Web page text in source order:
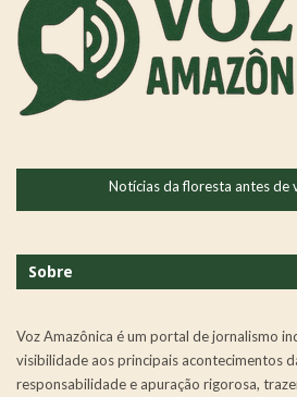
Notícias da floresta antes de
Sobre
Voz Amazônica é um portal de jornalismo
visibilidade aos principais acontecimentos
responsabilidade e apuração rigorosa,